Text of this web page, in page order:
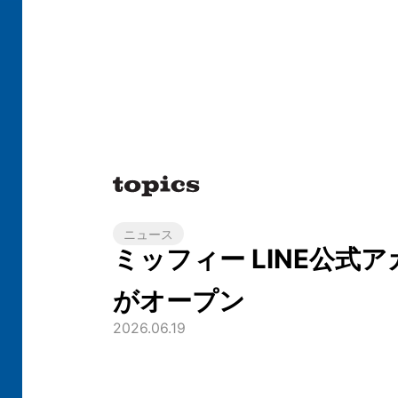
ニュース
ミッフィー LINE公式
がオープン
2026.06.19